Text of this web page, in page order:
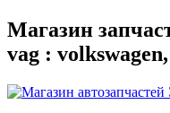
Магазин
vag :